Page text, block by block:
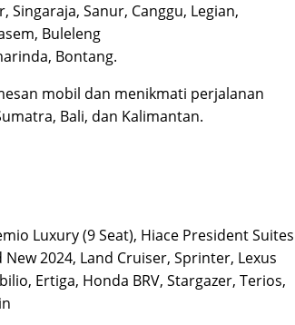
Singaraja, Sanur, Canggu, Legian,
Buleleng
Bontang.
mobil dan menikmati perjalanan
Bali, dan Kalimantan.
Luxury (9 Seat), Hiace President Suites
New 2024, Land Cruiser, Sprinter, Lexus
Ertiga, Honda BRV, Stargazer, Terios,